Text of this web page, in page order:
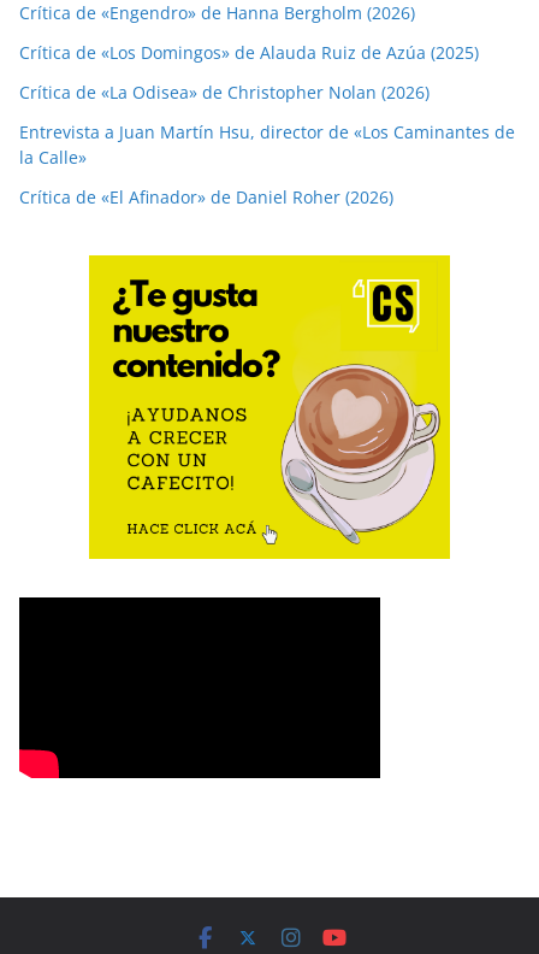
Crítica de «Engendro» de Hanna Bergholm (2026)
Crítica de «Los Domingos» de Alauda Ruiz de Azúa (2025)
Crítica de «La Odisea» de Christopher Nolan (2026)
Entrevista a Juan Martín Hsu, director de «Los Caminantes de
la Calle»
Crítica de «El Afinador» de Daniel Roher (2026)